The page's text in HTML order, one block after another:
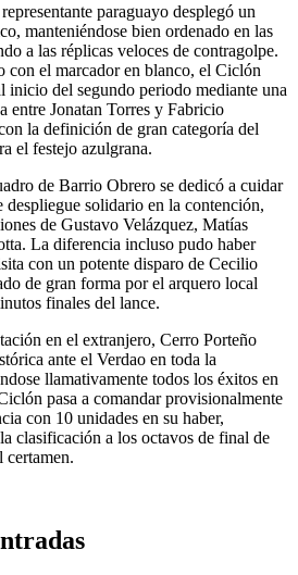
paraguayo desplegó un
manteniéndose bien ordenado en las
a las réplicas veloces de contragolpe.
con el marcador en blanco, el Ciclón
inicio del segundo periodo mediante una
entre Jonatan Torres y Fabricio
la definición de gran categoría del
el festejo azulgrana.
de Barrio Obrero se dedicó a cuidar
despliegue solidario en la contención,
de Gustavo Velázquez, Matías
La diferencia incluso pudo haber
con un potente disparo de Cecilio
de gran forma por el arquero local
finales del lance.
en el extranjero, Cerro Porteño
ante el Verdao en toda la
llamativamente todos los éxitos en
pasa a comandar provisionalmente
con 10 unidades en su haber,
clasificación a los octavos de final de
certamen.